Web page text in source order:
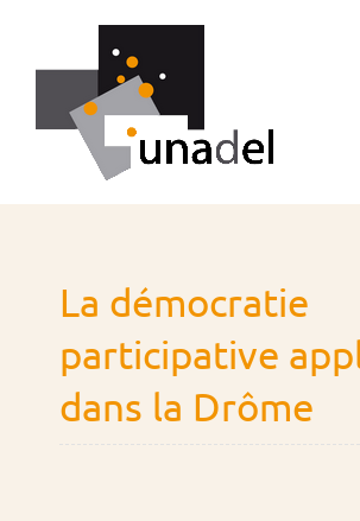
contenu
La démocratie
participative
dans la Drôme